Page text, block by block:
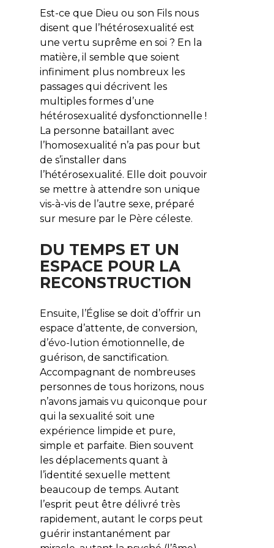
Est-ce que Dieu ou son Fils nous
disent que l’hétérosexualité est
une vertu suprême en soi ? En la
matière, il semble que soient
infiniment plus nombreux les
passages qui décrivent les
multiples formes d’une
hétérosexualité dysfonctionnelle !
La personne bataillant avec
l’homosexualité n’a pas pour but
de s’installer dans
l’hétérosexualité. Elle doit pouvoir
se mettre à attendre son unique
vis-à-vis de l’autre sexe, préparé
sur mesure par le Père céleste.
DU TEMPS ET UN
ESPACE POUR LA
RECONSTRUCTION
Ensuite, l’Église se doit d’offrir un
espace d’attente, de conversion,
d’évo-lution émotionnelle, de
guérison, de sanctification.
Accompagnant de nombreuses
personnes de tous horizons, nous
n’avons jamais vu quiconque pour
qui la sexualité soit une
expérience limpide et pure,
simple et parfaite. Bien souvent
les déplacements quant à
l’identité sexuelle mettent
beaucoup de temps. Autant
l’esprit peut être délivré très
rapidement, autant le corps peut
guérir instantanément par